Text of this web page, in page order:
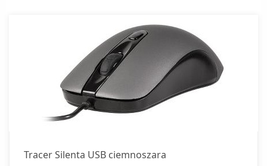
Tracer Silenta USB ciemnoszara